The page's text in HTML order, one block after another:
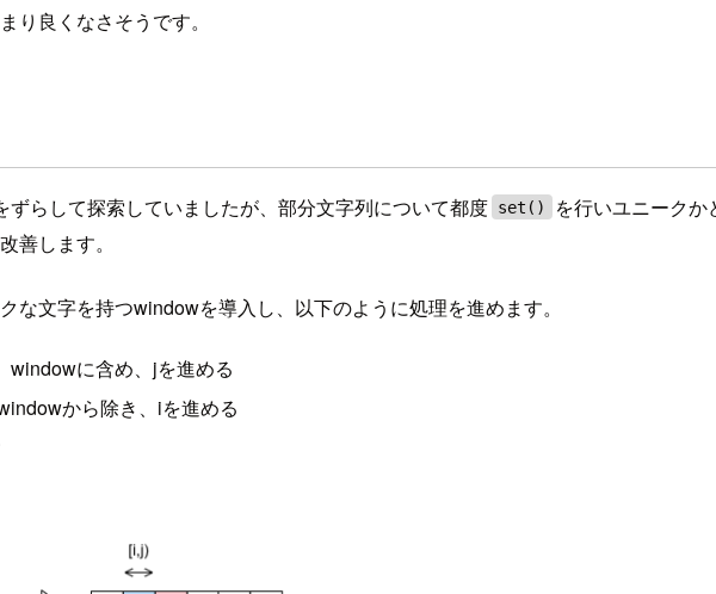
り良くなさそうです。
らして探索していましたが、部分文字列について都度 set()
を行いユニーク
善します。
な文字を持つwindowを導入し、以下のように処理を進めます。
windowに含め、jを進める
から除き、iを進める